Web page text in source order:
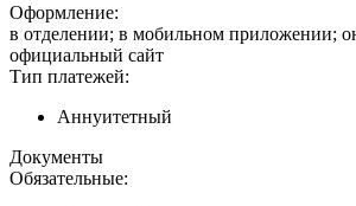
Оформление:
в отделении; в мобильном приложении;
официальный сайт
Тип платежей:
Аннуитетный
Документы
Обязательные: